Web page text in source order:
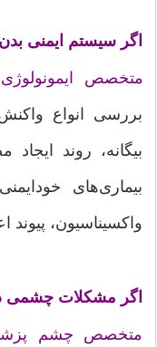
اگر سیستم ایمنی
متخصص
بررسی انواع
بیگانه، روند
بیماری‌های
واکسیناسیون،
اگر مشکلات چشمی
متخصص چشم